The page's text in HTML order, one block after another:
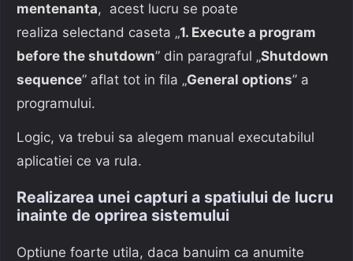
mentenanta, acest lucru se poate
realiza selectand caseta „1. Execute a program
before the shutdown” din paragraful „Shutdown
sequence” aflat tot in fila „General options” a
programului.
Logic, va trebui sa alegem manual executabilul
aplicatiei ce va rula.
Realizarea unei capturi a spatiului de lucru
inainte de oprirea sistemului
Optiune foarte utila, daca banuim ca anumite